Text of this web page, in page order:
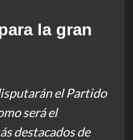
la gran
el Partido
será el
destacados de